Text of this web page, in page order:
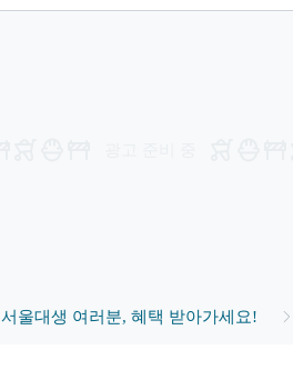
서울대생 여러분, 혜택 받아가세요!